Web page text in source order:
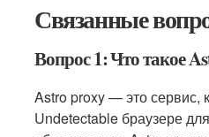
Связанные
Вопрос 1: Что такое
Astro proxy — это сервис,
Undetectable браузере